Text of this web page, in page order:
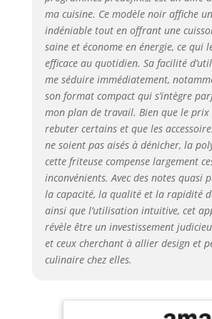
70% moins
d'énergie
jusqu'à
vite
en 2024
frites
15ANS AU
PRIX:
de
15ans au
grâce à
réseau de
dans le
ma cuisine. Ce modèle noir affiche
indéniable tout en offrant une
saine et économe en énergie, ce qui
efficace au quotidien. Sa facilité
me séduire immédiatement,
son format compact qui s’intègre
mon plan de travail. Bien que le prix
rebuter certains et que les
ne soient pas aisés à dénicher, la
cette friteuse compense largement
inconvénients. Avec des notes quasi
la capacité, la qualité et la rapidité
ainsi que l’utilisation intuitive, cet
révèle être un investissement
et ceux cherchant à allier design et
culinaire chez elles.